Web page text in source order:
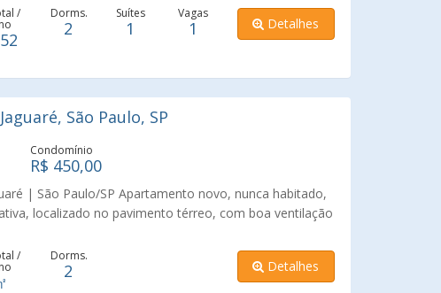
espaço baby, jogos teen, sports bar, playground,
loja, bicicletário.
/ Dorms.
2
Suítes
1
Vagas
1 Detalhes
São Paulo, SP
Condomínio
R$ 450,00
| São Paulo/SP Apartamento novo, nunca habitado,
localizado no pavimento térreo, com boa ventilação
do Imóvel Área privativa: 35 m² Unidade térrea Piso
Iluminação em LED Cortinas blackout instaladas
/ Dorms.
2 Detalhes